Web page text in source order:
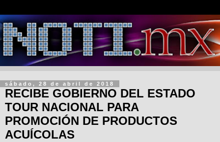
sábado, 28 de abril de 2018
RECIBE GOBIERNO DEL ESTADO
TOUR NACIONAL PARA
PROMOCIÓN DE PRODUCTOS
ACUÍCOLAS